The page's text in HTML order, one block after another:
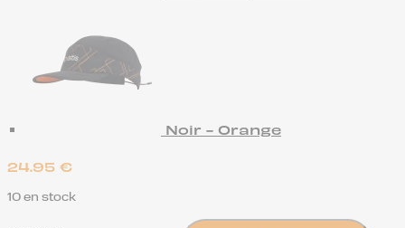
Noir - Orange
24.95 €
10 en stock